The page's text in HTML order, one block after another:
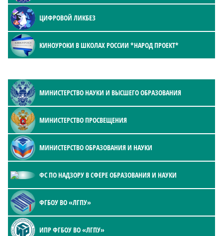
ЦИФРОВОЙ ЛИКБЕЗ
КИНОУРОКИ В ШКОЛАХ РОССИИ *НАРОД ПРОЕКТ*
МИНИСТЕРСТВО НАУКИ И ВЫСШЕГО ОБРАЗОВАНИЯ
МИНИСТЕРСТВО ПРОСВЕЩЕНИЯ
МИНИСТЕРСТВО ОБРАЗОВАНИЯ И НАУКИ
ФС ПО НАДЗОРУ В СФЕРЕ ОБРАЗОВАНИЯ И НАУКИ
ФГБОУ ВО «ЛГПУ»
ИПР ФГБОУ ВО «ЛГПУ»